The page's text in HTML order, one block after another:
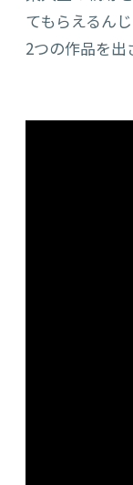
てもらえるん
2つの作品を出